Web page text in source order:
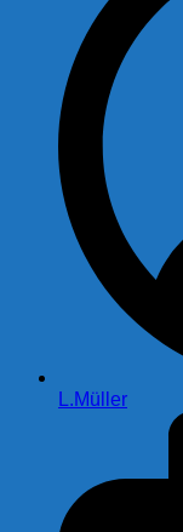
L.Müller